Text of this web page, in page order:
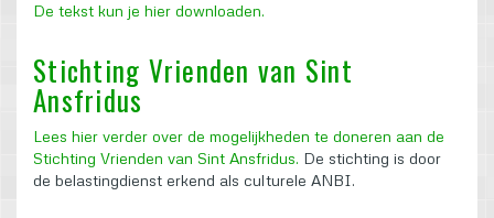
De tekst kun je hier downloaden.
Stichting Vrienden van Sint
Ansfridus
Lees hier verder over de mogelijkheden te doneren aan de
Stichting Vrienden van Sint Ansfridus. De stichting is door
de belastingdienst erkend als culturele ANBI.